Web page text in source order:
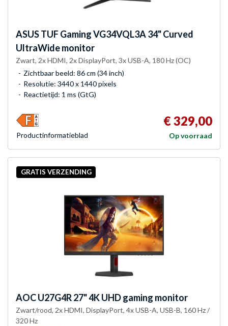
ASUSTUF Gaming VG34VQL3A 34" Curved
UltraWide monitor
Zwart, 2x HDMI, 2x DisplayPort, 3x USB-A, 180 Hz (OC)
Zichtbaar beeld: 86 cm (34 inch)
Resolutie: 3440 x 1440 pixels
Reactietijd: 1 ms (GtG)
€ 329,00
Op voorraad
Product­informatieblad
GRATIS VERZENDING
AOCU27G4R 27" 4K UHD gaming monitor
Zwart/rood, 2x HDMI, DisplayPort, 4x USB-A, USB-B, 160 Hz /
320 Hz